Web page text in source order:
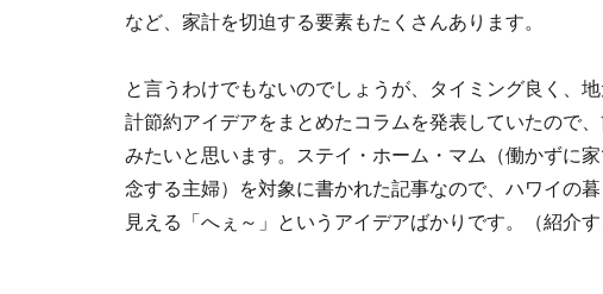
など、家計を切迫する要素もたくさんあります。
と言うわけでもないのでしょうが、タイミング良く、
計節約アイデアをまとめたコラムを発表していたので
みたいと思います。ステイ・ホーム・マム（働かずに
念する主婦）を対象に書かれた記事なので、ハワイの
見える「へぇ～」というアイデアばかりです。（紹介